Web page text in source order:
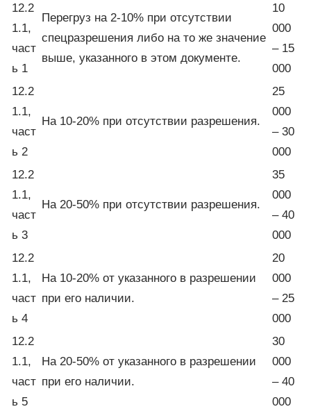
12.2
1.1,
част
ь 1
Перегруз на 2-10% при отсутствии
спецразрешения либо на то же значение
выше, указанного в этом документе.
10
000
– 15
000
12.2
1.1,
част
ь 2
На 10-20% при отсутствии разрешения.
25
000
– 30
000
12.2
1.1,
част
ь 3
На 20-50% при отсутствии разрешения.
35
000
– 40
000
12.2
1.1,
част
ь 4
На 10-20% от указанного в разрешении
при его наличии.
20
000
– 25
000
12.2
1.1,
част
ь 5
На 20-50% от указанного в разрешении
при его наличии.
30
000
– 40
000